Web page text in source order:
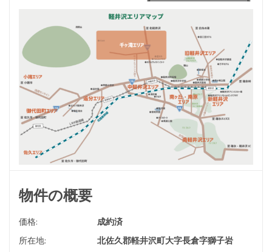
物件の概要
価格:
成約済
所在地:
北佐久郡軽井沢町大字長倉字獅子岩